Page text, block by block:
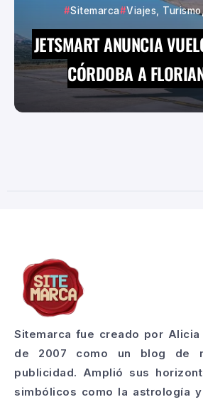
Sitemarca Viajes,
JETSMART ANUNCIA
CÓRDOBA A
Sitemarca fue creado por
de 2007 como un blog de
publicidad. Amplió sus
simbólicos como la astrología